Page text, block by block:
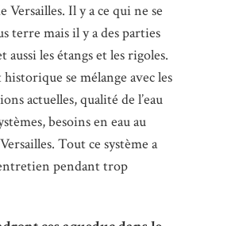
Versailles. Il y a ce qui ne se
terre mais il y a des parties
aussi les étangs et les rigoles.
se mélange avec les
actuelles, qualité de l’eau
besoins en eau au
Tout ce système a
pendant trop